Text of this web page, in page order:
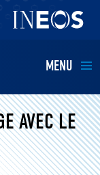
MENU
AVEC LE